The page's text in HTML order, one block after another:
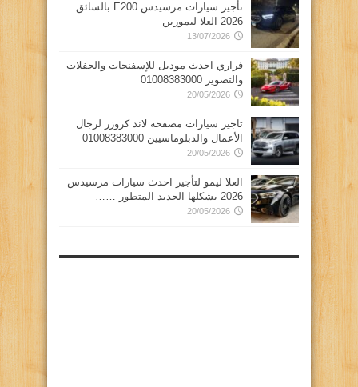
تأجير سيارات مرسيدس E200 بالسائق
2026 العلا ليموزين
13/07/2026
فراري احدث موديل للإسفنجات والحفلات
والتصوير 01008383000
20/05/2026
تاجير سيارات مصفحه لاند كروزر لرجال
الأعمال والدبلوماسيين 01008383000
20/05/2026
العلا ليمو لتأجير احدث سيارات مرسيدس
2026 بشكلها الجديد المتطور ……
20/05/2026